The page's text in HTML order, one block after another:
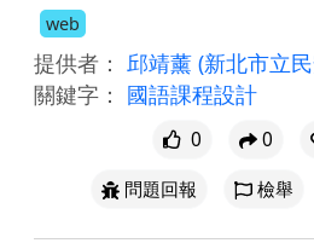
web
提供者： 邱靖薰 (新北市立
關鍵字： 國語課程設計
0 0
問題回報
檢舉